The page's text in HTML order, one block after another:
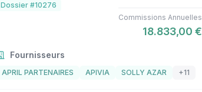
Dossier #10276
Commissions Annuelles
18.833,00 €
Fournisseurs
APRIL PARTENAIRES APIVIA SOLLY AZAR +11